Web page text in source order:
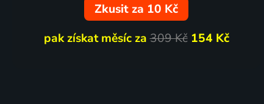
Zkusit za 10 Kč
pak získat měsíc za309 Kč 154 Kč